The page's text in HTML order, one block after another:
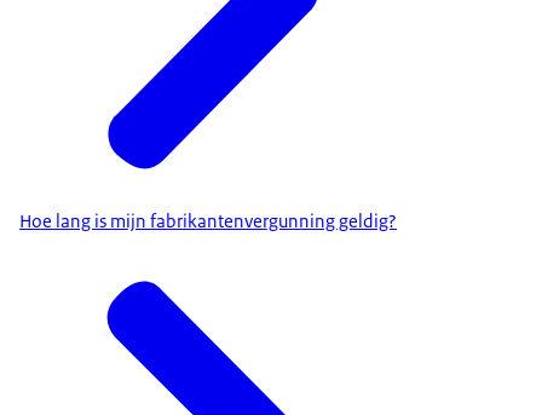
Hoe lang is mijn fabrikantenvergunning geldig?